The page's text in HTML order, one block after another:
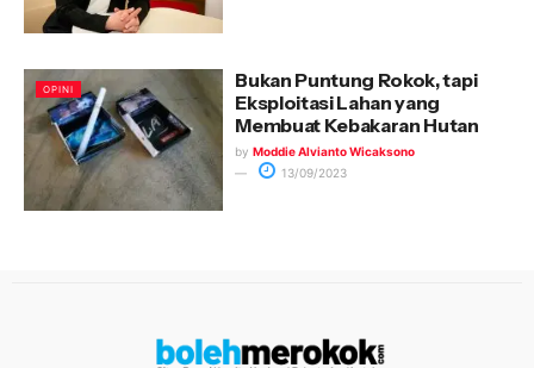
OPINI
Bukan Puntung Rokok, tapi
Eksploitasi Lahan yang
Membuat Kebakaran Hutan
by Moddie Alvianto Wicaksono
13/09/2023